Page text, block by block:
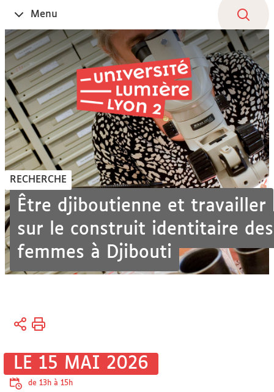
contenu
Ouvrir
le
Menu
RECHERCHE
Être djiboutienne et travailler
sur le construit identitaire des
femmes à Djibouti
Vous
Accueil
Agenda des
manifestations
LE 15 MAI 2026
de 13h à 15h